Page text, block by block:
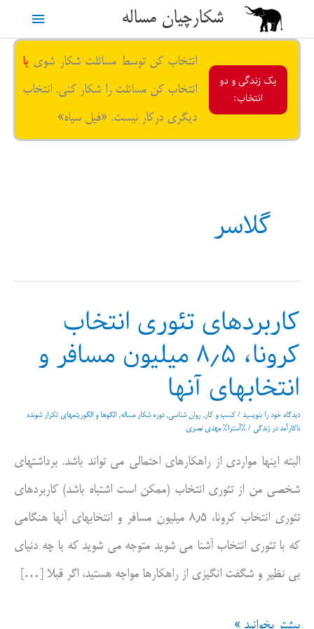
محتوا
شکارچیان مساله
فهرست
یک زندگی و دو
انتخاب:
انتخاب کن توسط مسائلت شکار شوی یا
انتخاب کن مسائلت را شکار کنی. انتخاب
دیگری درکار نیست. «فیل سیاه»
گلاسر
کاربردهای تئوری انتخاب
کرونا، ۸٫۵ میلیون مسافر و
انتخابهای آنها
دیدگاه‌ خود را بنویسید / کسب و کار, روان شناسی,دوره شکار مساله, الگوها و الگوریتمهای تکرار شونده
ناکارآمد در زندگی / %آسترا% مهدی نصری
البته اینها مواردی از راهکارهای احتمالی می تواند باشد. برداشتهای
شخصی من از تئوری انتخاب (ممکن است اشتباه باشد) کاربردهای
تئوری انتخاب کرونا، ۸٫۵ میلیون مسافر و انتخابهای آنها هنگامی
که با تئوری انتخاب آشنا می شوید متوجه می شوید که با چه دنیای
بی نظیر و شگفت انگیزی از راهکارها مواجه هستید، اگر قبلا […]
کاربردهای
بیشتر بخوانید »